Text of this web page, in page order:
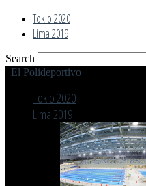
Tokio 2020
Lima 2019
Search
El Polideportivo
Tokio 2020
Lima 2019